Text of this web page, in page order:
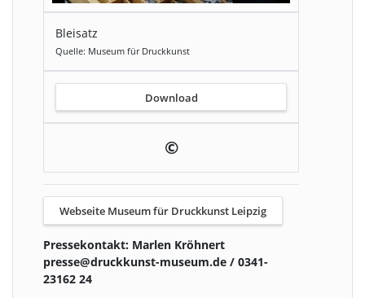
Bleisatz
Quelle: Museum für Druckkunst
Download
©
Webseite Museum für Druckkunst Leipzig
Pressekontakt: Marlen Kröhnert
presse@druckkunst-museum.de / 0341-
23162 24